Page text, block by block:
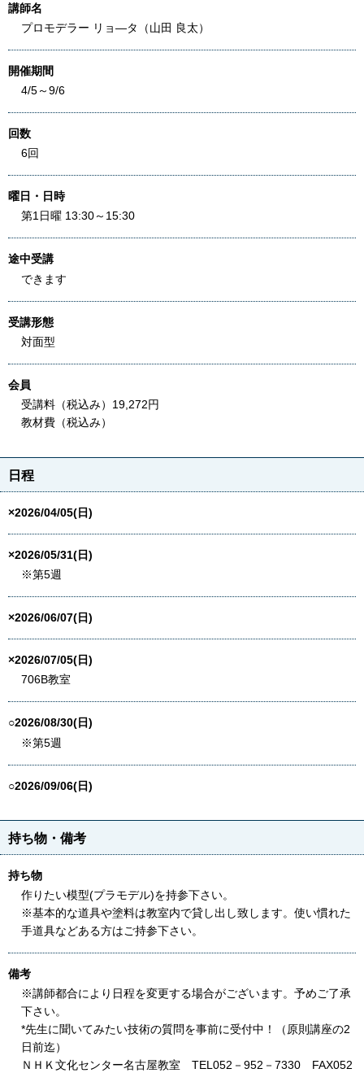
講師名
プロモデラー リョ―タ（山田 良太）
開催期間
4/5～9/6
回数
6回
曜日・日時
第1日曜 13:30～15:30
途中受講
できます
受講形態
対面型
会員
受講料（税込み）19,272円
教材費（税込み）
日程
×2026/04/05(日)
×2026/05/31(日)
※第5週
×2026/06/07(日)
×2026/07/05(日)
706B教室
○2026/08/30(日)
※第5週
○2026/09/06(日)
持ち物・備考
持ち物
作りたい模型(プラモデル)を持参下さい。
※基本的な道具や塗料は教室内で貸し出し致します。使い慣れた
手道具などある方はご持参下さい。
備考
※講師都合により日程を変更する場合がございます。予めご了承
下さい。
*先生に聞いてみたい技術の質問を事前に受付中！（原則講座の2
日前迄）
ＮＨＫ文化センター名古屋教室 TEL052－952－7330 FAX052